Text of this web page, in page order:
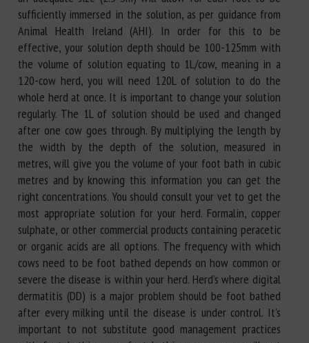
sufficiently immersed in the solution, as per guidance from
Animal Health Ireland (AHI). In order for this to be
effective, your solution depth should be 100-125mm with
the volume of solution equating to 1L/cow, meaning in a
120-cow herd, you will need 120L of solution to do the
whole herd at once. It is important to change your solution
regularly. The 1L of solution should be used and changed
after one cow goes through. By multiplying the length by
the width by the depth of the solution, measured in
metres, will give you the volume of your foot bath in cubic
metres and by knowing this information you can get the
right concentrations. You should consult your vet to get the
most appropriate solution for your herd. Formalin, copper
sulphate, or other commercial products containing peracetic
or organic acids are all options. The frequency with which
cows need to be foot bathed depends on how common or
severe the disease is within your herd. Herd’s where digital
dermatitis (DD) is a major problem should be foot bathed
after every milking until the disease is under control. It’s
important to not substitute good management practices